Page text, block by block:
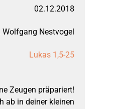
02.12.2018
Wolfgang Nestvogel
Lukas 1,5-25
Zeugen präpariert!
ab in deiner kleinen